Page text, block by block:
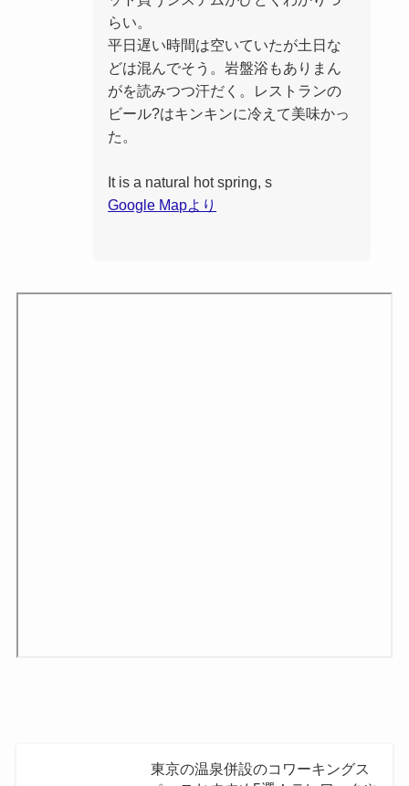
らい。
平日遅い時間は空いていたが土日な
どは混んでそう。岩盤浴もありまん
がを読みつつ汗だく。レストランの
ビール?はキンキンに冷えて美味かっ
た。
It is a natural hot spring, s
Google Mapより
東京の温泉併設のコワーキングス